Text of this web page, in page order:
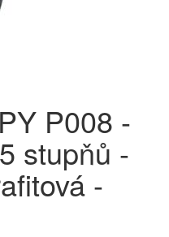
P008 -
stupňů -
-